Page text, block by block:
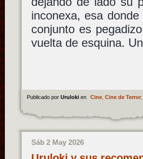
inconexa, esa
conjunto es
vuelta de esquina.
Publicado por Uruloki en Cine, Cine de Terror,
Sáb 2 May 2026